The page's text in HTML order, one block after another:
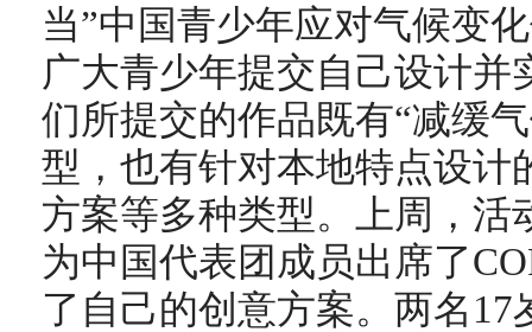
当”中国青少年应对气候变
广大青少年提交自己设计
们所提交的作品既有“减缓
型，也有针对本地特点设计
方案等多种类型。上周，活
为中国代表团成员出席了
了自己的创意方案。两名